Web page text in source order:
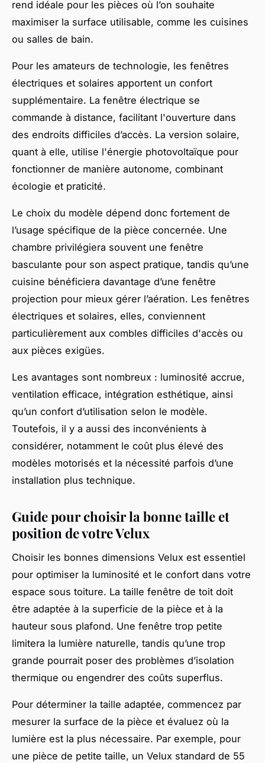
rend idéale pour les pièces où l’on souhaite
maximiser la surface utilisable, comme les cuisines
ou salles de bain.
Pour les amateurs de technologie, les fenêtres
électriques et solaires apportent un confort
supplémentaire. La fenêtre électrique se
commande à distance, facilitant l'ouverture dans
des endroits difficiles d’accès. La version solaire,
quant à elle, utilise l'énergie photovoltaïque pour
fonctionner de manière autonome, combinant
écologie et praticité.
Le choix du modèle dépend donc fortement de
l’usage spécifique de la pièce concernée. Une
chambre privilégiera souvent une fenêtre
basculante pour son aspect pratique, tandis qu’une
cuisine bénéficiera davantage d’une fenêtre
projection pour mieux gérer l’aération. Les fenêtres
électriques et solaires, elles, conviennent
particulièrement aux combles difficiles d'accès ou
aux pièces exigües.
Les avantages sont nombreux : luminosité accrue,
ventilation efficace, intégration esthétique, ainsi
qu’un confort d’utilisation selon le modèle.
Toutefois, il y a aussi des inconvénients à
considérer, notamment le coût plus élevé des
modèles motorisés et la nécessité parfois d’une
installation plus technique.
Guide pour choisir la bonne taille et
position de votre Velux
Choisir les bonnes dimensions Velux est essentiel
pour optimiser la luminosité et le confort dans votre
espace sous toiture. La taille fenêtre de toit doit
être adaptée à la superficie de la pièce et à la
hauteur sous plafond. Une fenêtre trop petite
limitera la lumière naturelle, tandis qu’une trop
grande pourrait poser des problèmes d’isolation
thermique ou engendrer des coûts superflus.
Pour déterminer la taille adaptée, commencez par
mesurer la surface de la pièce et évaluez où la
lumière est la plus nécessaire. Par exemple, pour
une pièce de petite taille, un Velux standard de 55